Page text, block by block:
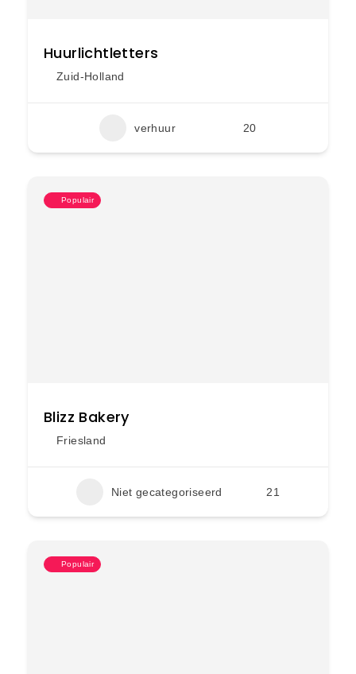
Huurlichtletters
Zuid-Holland
verhuur 20
Populair
Blizz Bakery
Friesland
Niet gecategoriseerd 21
Populair